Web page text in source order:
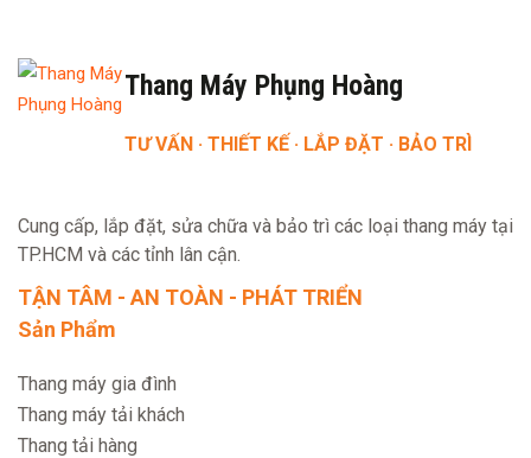
Thang Máy Phụng Hoàng
TƯ VẤN · THIẾT KẾ · LẮP ĐẶT · BẢO TRÌ
Cung cấp, lắp đặt, sửa chữa và bảo trì các loại thang máy tại
TP.HCM và các tỉnh lân cận.
TẬN TÂM - AN TOÀN - PHÁT TRIỂN
Sản Phẩm
Thang máy gia đình
Thang máy tải khách
Thang tải hàng